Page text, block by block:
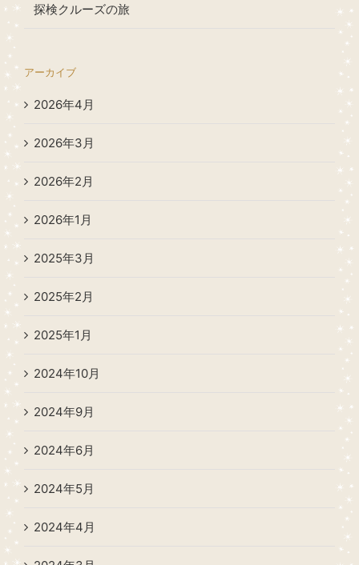
探検クルーズの旅
アーカイブ
2026年4月
2026年3月
2026年2月
2026年1月
2025年3月
2025年2月
2025年1月
2024年10月
2024年9月
2024年6月
2024年5月
2024年4月